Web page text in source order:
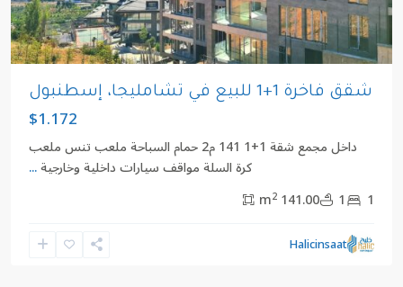
شقق فاخرة 1+1 للبيع في تشامليجا، إسطنبول
$1.172
داخل مجمع شقة 1+1 141 م2 حمام السباحة ملعب تنس ملعب
كرة السلة مواقف سيارات داخلية وخارجية...
1
1
141.00 m
2
Halicinsaat
يعقوب
بيليك